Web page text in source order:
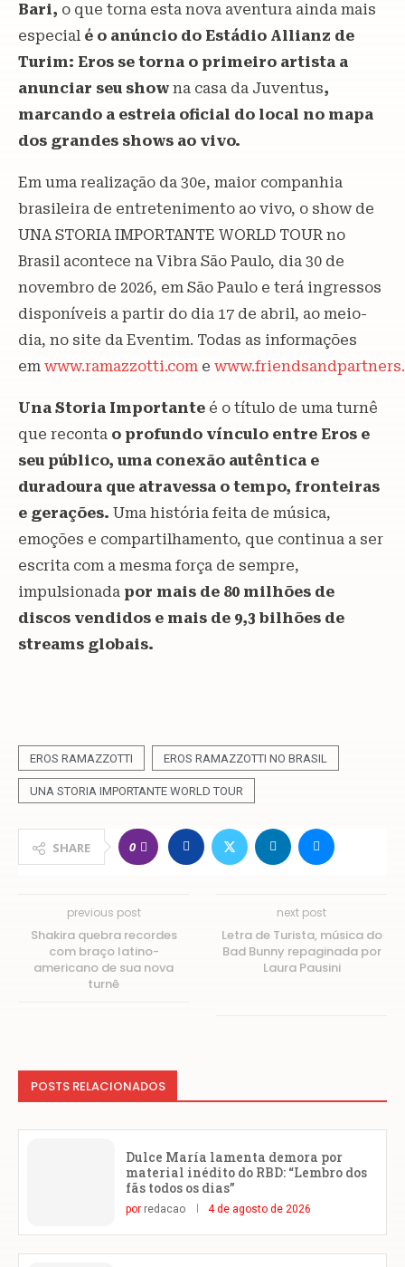
Bari, o que torna esta nova aventura ainda mais
especial é o anúncio do Estádio Allianz de
Turim: Eros se torna o primeiro artista a
anunciar seu show na casa da Juventus,
marcando a estreia oficial do local no mapa
dos grandes shows ao vivo.
Em uma realização da 30e, maior companhia
brasileira de entretenimento ao vivo, o show de
UNA STORIA IMPORTANTE WORLD TOUR no
Brasil acontece na Vibra São Paulo, dia 30 de
novembro de 2026, em São Paulo e terá ingressos
disponíveis a partir do dia 17 de abril, ao meio-
dia, no site da Eventim. Todas as informações
em www.ramazzotti.com e
Una Storia Importante é o título de uma turnê
que reconta o profundo vínculo entre Eros e
seu público, uma conexão autêntica e
duradoura que atravessa o tempo, fronteiras
e gerações. Uma história feita de música,
emoções e compartilhamento, que continua a ser
escrita com a mesma força de sempre,
impulsionada por mais de 80 milhões de
discos vendidos e mais de 9,3 bilhões de
streams globais.
EROS RAMAZZOTTI EROS RAMAZZOTTI NO BRASIL
UNA STORIA IMPORTANTE WORLD TOUR
SHARE 0
previous post
Shakira quebra recordes
com braço latino-
americano de sua nova
turnê
next post
Letra de Turista, música do
Bad Bunny repaginada por
Laura Pausini
POSTS RELACIONADOS
Dulce María lamenta demora por
material inédito do RBD: “Lembro dos
fãs todos os dias”
por redacao 4 de agosto de 2026